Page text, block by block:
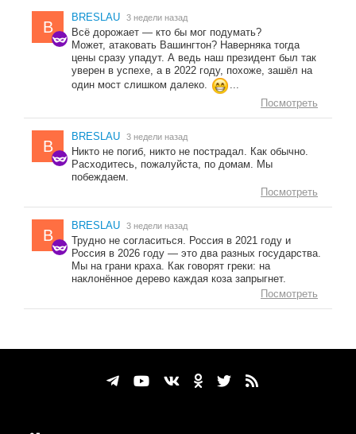
B
BRESLAU 3 недели назад
Всё дорожает — кто бы мог подумать?
Может, атаковать Вашингтон? Наверняка тогда
цены сразу упадут. А ведь наш президент был так
уверен в успехе, а в 2022 году, похоже, зашёл на
один мост слишком далеко.
...
Посмотреть
B
BRESLAU 3 недели назад
Никто не погиб, никто не пострадал. Как обычно.
Расходитесь, пожалуйста, по домам. Мы
побеждаем.
Посмотреть
B
BRESLAU 3 недели назад
Трудно не согласиться. Россия в 2021 году и
Россия в 2026 году — это два разных государства.
Мы на грани краха. Как говорят греки: на
наклонённое дерево каждая коза запрыгнет.
Посмотреть